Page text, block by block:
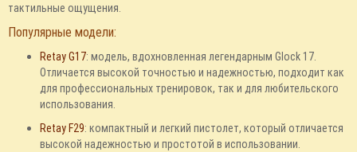
тактильные ощущения.
Популярные модели:
Retay G17: модель, вдохновленная легендарным Glock 17.
Отличается высокой точностью и надежностью, подходит как
для профессиональных тренировок, так и для любительского
использования.
Retay F29: компактный и легкий пистолет, который отличается
высокой надежностью и простотой в использовании.